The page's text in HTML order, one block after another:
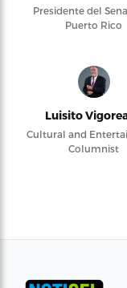
Presidente del
Puerto Rico
Luisito
Cultural and
Columnist